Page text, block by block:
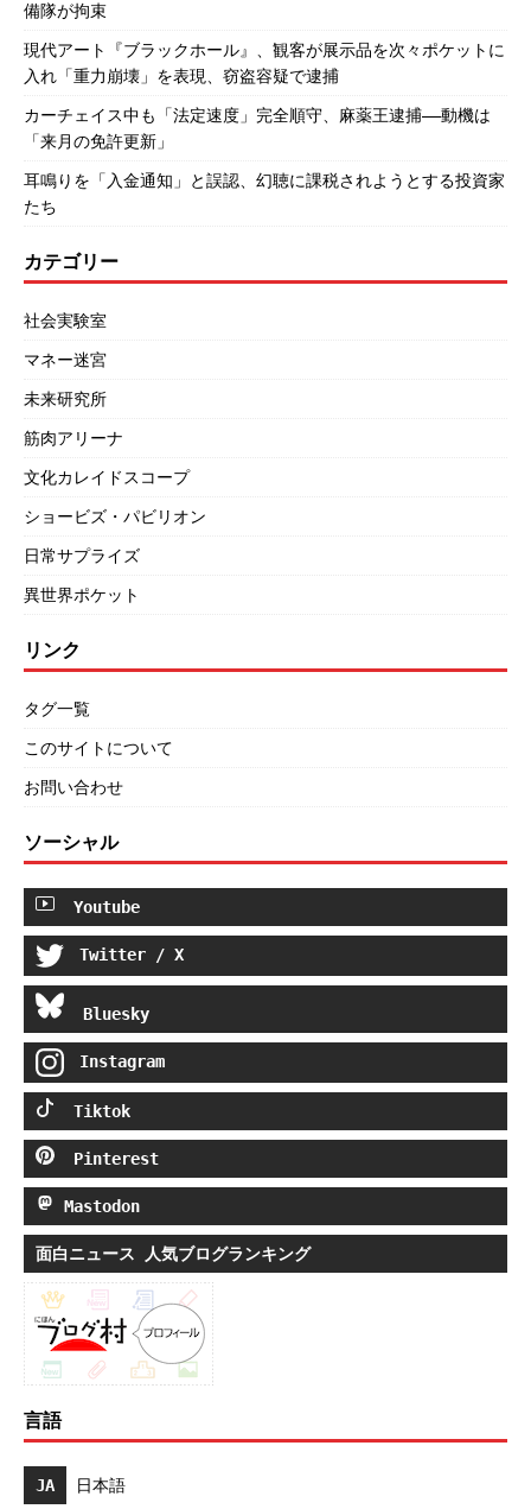
備隊が拘束
現代アート『ブラックホール』、観客が展示品を次々ポケットに
入れ「重力崩壊」を表現、窃盗容疑で逮捕
カーチェイス中も「法定速度」完全順守、麻薬王逮捕――動機は
「来月の免許更新」
耳鳴りを「入金通知」と誤認、幻聴に課税されようとする投資家
たち
カテゴリー
社会実験室
マネー迷宮
未来研究所
筋肉アリーナ
文化カレイドスコープ
ショービズ・パビリオン
日常サプライズ
異世界ポケット
リンク
タグ一覧
このサイトについて
お問い合わせ
ソーシャル
Youtube
Twitter / X
Bluesky
Instagram
Tiktok
Pinterest
Mastodon
面白ニュース 人気ブログランキング
言語
JA 日本語